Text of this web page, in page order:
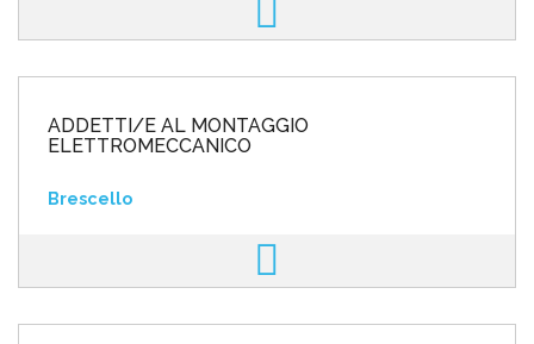
ADDETTI/E AL MONTAGGIO
ELETTROMECCANICO
Brescello